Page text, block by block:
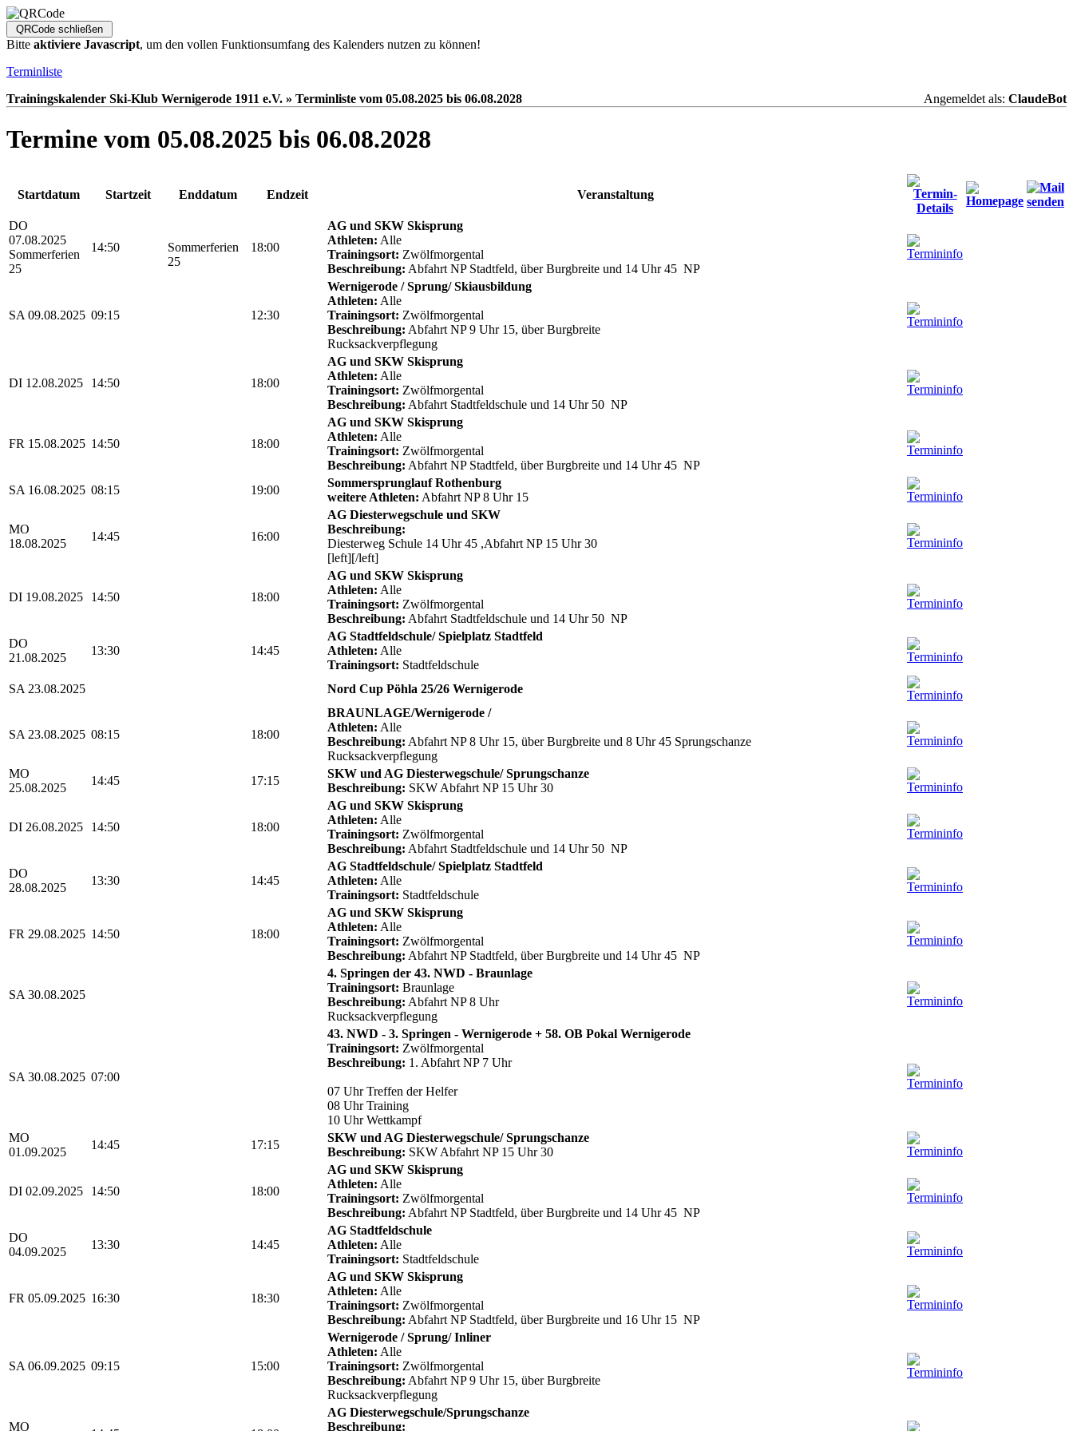
Bitte aktiviere Javascript, um den vollen Funktionsumfang des Kalenders nutzen zu können!
Terminliste
Trainingskalender Ski-Klub Wernigerode 1911 e.V. » Terminliste vom 05.08.2025 bis 06.08.2028
Angemeldet als: ClaudeBot
Termine vom 05.08.2025 bis 06.08.2028
Startdatum Startzeit Enddatum Endzeit Veranstaltung
DO
07.08.2025
Sommerferien
25
14:50
Sommerferien
25
18:00
AG und SKW Skisprung
Athleten: Alle
Trainingsort: Zwölfmorgental
Beschreibung: Abfahrt NP Stadtfeld, über Burgbreite und 14 Uhr 45 NP
SA 09.08.2025 09:15 12:30
Wernigerode / Sprung/ Skiausbildung
Athleten: Alle
Trainingsort: Zwölfmorgental
Beschreibung: Abfahrt NP 9 Uhr 15, über Burgbreite
Rucksackverpflegung
DI 12.08.2025 14:50 18:00
AG und SKW Skisprung
Athleten: Alle
Trainingsort: Zwölfmorgental
Beschreibung: Abfahrt Stadtfeldschule und 14 Uhr 50 NP
FR 15.08.2025 14:50 18:00
AG und SKW Skisprung
Athleten: Alle
Trainingsort: Zwölfmorgental
Beschreibung: Abfahrt NP Stadtfeld, über Burgbreite und 14 Uhr 45 NP
SA 16.08.2025 08:15 19:00
Sommersprunglauf Rothenburg
weitere Athleten: Abfahrt NP 8 Uhr 15
MO
18.08.2025
14:45 16:00
AG Diesterwegschule und SKW
Beschreibung:
Diesterweg Schule 14 Uhr 45 ,Abfahrt NP 15 Uhr 30
[left][/left]
DI 19.08.2025 14:50 18:00
AG und SKW Skisprung
Athleten: Alle
Trainingsort: Zwölfmorgental
Beschreibung: Abfahrt Stadtfeldschule und 14 Uhr 50 NP
DO
21.08.2025
13:30 14:45
AG Stadtfeldschule/ Spielplatz Stadtfeld
Athleten: Alle
Trainingsort: Stadtfeldschule
SA 23.08.2025
Nord Cup Pöhla 25/26 Wernigerode
SA 23.08.2025 08:15 18:00
BRAUNLAGE/Wernigerode /
Athleten: Alle
Beschreibung: Abfahrt NP 8 Uhr 15, über Burgbreite und 8 Uhr 45 Sprungschanze
Rucksackverpflegung
MO
25.08.2025
14:45 17:15
SKW und AG Diesterwegschule/ Sprungschanze
Beschreibung: SKW Abfahrt NP 15 Uhr 30
DI 26.08.2025 14:50 18:00
AG und SKW Skisprung
Athleten: Alle
Trainingsort: Zwölfmorgental
Beschreibung: Abfahrt Stadtfeldschule und 14 Uhr 50 NP
DO
28.08.2025
13:30 14:45
AG Stadtfeldschule/ Spielplatz Stadtfeld
Athleten: Alle
Trainingsort: Stadtfeldschule
FR 29.08.2025 14:50 18:00
AG und SKW Skisprung
Athleten: Alle
Trainingsort: Zwölfmorgental
Beschreibung: Abfahrt NP Stadtfeld, über Burgbreite und 14 Uhr 45 NP
SA 30.08.2025
4. Springen der 43. NWD - Braunlage
Trainingsort: Braunlage
Beschreibung: Abfahrt NP 8 Uhr
Rucksackverpflegung
SA 30.08.2025 07:00
43. NWD - 3. Springen - Wernigerode + 58. OB Pokal Wernigerode
Trainingsort: Zwölfmorgental
Beschreibung: 1. Abfahrt NP 7 Uhr
07 Uhr Treffen der Helfer
08 Uhr Training
10 Uhr Wettkampf
MO
01.09.2025
14:45 17:15
SKW und AG Diesterwegschule/ Sprungschanze
Beschreibung: SKW Abfahrt NP 15 Uhr 30
DI 02.09.2025 14:50 18:00
AG und SKW Skisprung
Athleten: Alle
Trainingsort: Zwölfmorgental
Beschreibung: Abfahrt NP Stadtfeld, über Burgbreite und 14 Uhr 45 NP
DO
04.09.2025
13:30 14:45
AG Stadtfeldschule
Athleten: Alle
Trainingsort: Stadtfeldschule
FR 05.09.2025 16:30 18:30
AG und SKW Skisprung
Athleten: Alle
Trainingsort: Zwölfmorgental
Beschreibung: Abfahrt NP Stadtfeld, über Burgbreite und 16 Uhr 15 NP
SA 06.09.2025 09:15 15:00
Wernigerode / Sprung/ Inliner
Athleten: Alle
Trainingsort: Zwölfmorgental
Beschreibung: Abfahrt NP 9 Uhr 15, über Burgbreite
Rucksackverpflegung
MO
AG Diesterwegschule/Sprungschanze
Beschreibung: